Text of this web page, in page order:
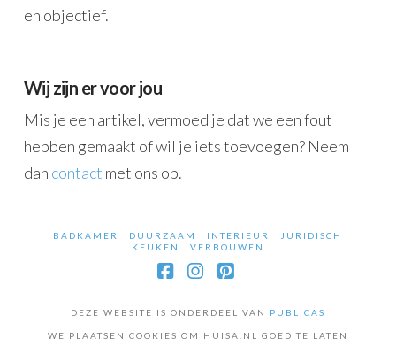
en objectief.
Wij zijn er voor jou
Mis je een artikel, vermoed je dat we een fout
hebben gemaakt of wil je iets toevoegen? Neem
dan contact met ons op.
BADKAMER DUURZAAM INTERIEUR
JURIDISCH
KEUKEN
VERBOUWEN
DEZE WEBSITE IS ONDERDEEL VAN PUBLICAS
WE PLAATSEN COOKIES OM HUISA.NL GOED TE LATEN